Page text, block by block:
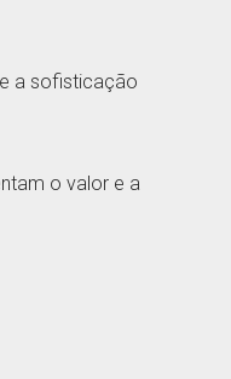
a sofisticação
o valor e a